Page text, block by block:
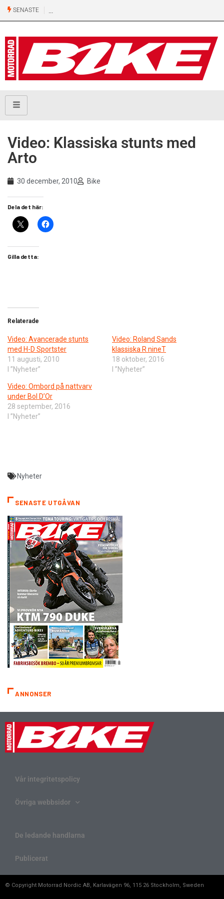
SENASTE
Video: Klassiska stunts med
Arto
30 december, 2010 Bike
Dela det här:
Gilla detta:
Relaterade
Video: Avancerade stunts
med H-D Sportster
11 augusti, 2010
I ”Nyheter”
Video: Roland Sands
klassiska R nineT
18 oktober, 2016
I ”Nyheter”
Video: Ombord på nattvarv
under Bol D’Or
28 september, 2016
I ”Nyheter”
Nyheter
SENASTE UTGÅVAN
ANNONSER
Vår integritetspolicy
Övriga webbsidor
De ledande handlarna
Publicerat
© Copyright Motorrad Nordic AB, Karlavägen 96, 115 26 Stockholm, Sweden